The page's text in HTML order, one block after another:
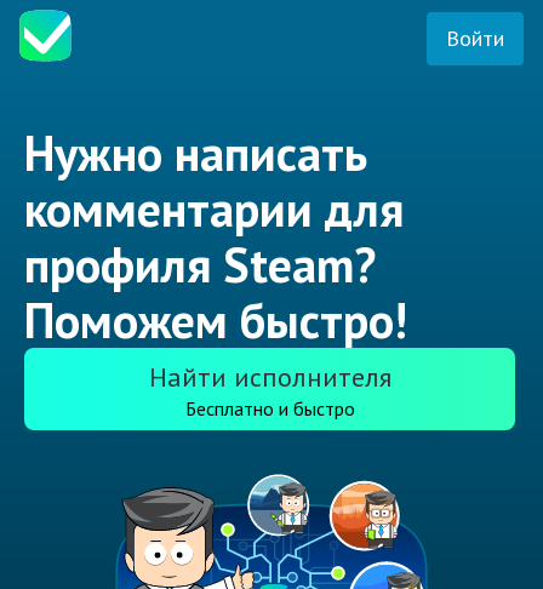
Войти
Нужно написать
комментарии для
профиля Steam?
Поможем быстро!
Найти исполнителя
Бесплатно и быстро